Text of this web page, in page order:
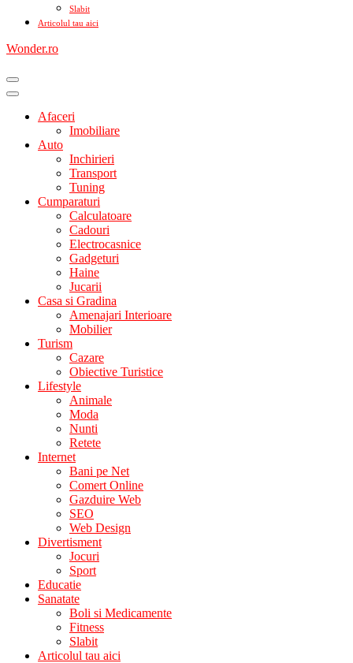
Slabit
Articolul tau aici
Wonder.ro
Afaceri
Imobiliare
Auto
Inchirieri
Transport
Tuning
Cumparaturi
Calculatoare
Cadouri
Electrocasnice
Gadgeturi
Haine
Jucarii
Casa si Gradina
Amenajari Interioare
Mobilier
Turism
Cazare
Obiective Turistice
Lifestyle
Animale
Moda
Nunti
Retete
Internet
Bani pe Net
Comert Online
Gazduire Web
SEO
Web Design
Divertisment
Jocuri
Sport
Educatie
Sanatate
Boli si Medicamente
Fitness
Slabit
Articolul tau aici